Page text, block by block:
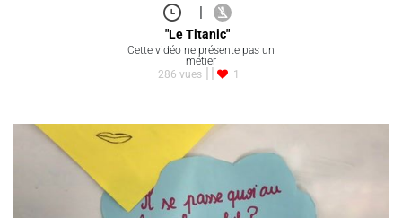
|
"Le Titanic"
Cette vidéo ne présente pas un
métier
286 vues
1